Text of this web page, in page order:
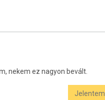
nekem ez nagyon bevált.
Jelentem